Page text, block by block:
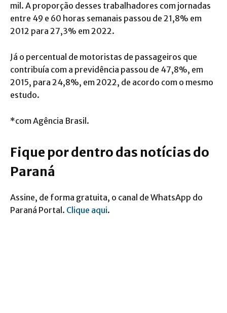
mil. A proporção desses trabalhadores com jornadas
entre 49 e 60 horas semanais passou de 21,8% em
2012 para 27,3% em 2022.
Já o percentual de motoristas de passageiros que
contribuía com a previdência passou de 47,8%, em
2015, para 24,8%, em 2022, de acordo com o mesmo
estudo.
*com Agência Brasil.
Fique por dentro das notícias do
Paraná
Assine, de forma gratuita, o canal de WhatsApp do
Paraná Portal. Clique aqui.